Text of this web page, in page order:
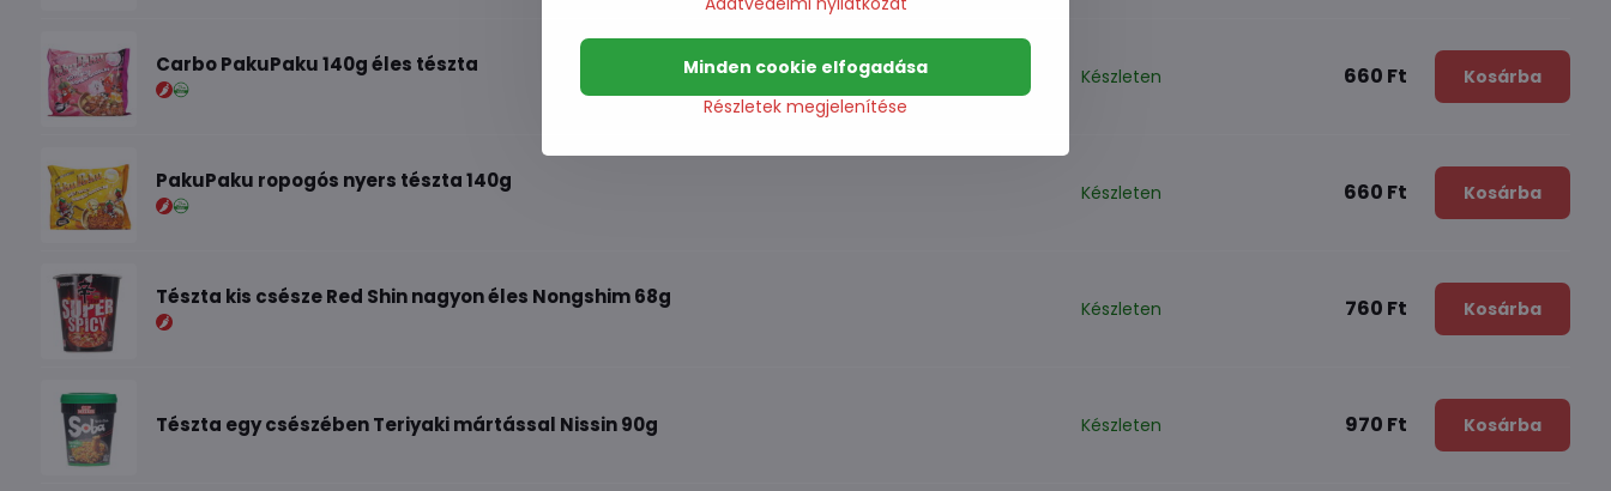
Carbo PakuPaku 140g éles tészta Készleten 660 Ft Kosárba
PakuPaku ropogós nyers tészta 140g Készleten 660 Ft Kosárba
Tészta kis csésze Red Shin nagyon éles Nongshim 68g Készleten 760 Ft Kosárba
Tészta egy csészében Teriyaki mártással Nissin 90g Készleten 970 Ft Kosárba
Részletek megjelenítése
Minden cookie elfogadása